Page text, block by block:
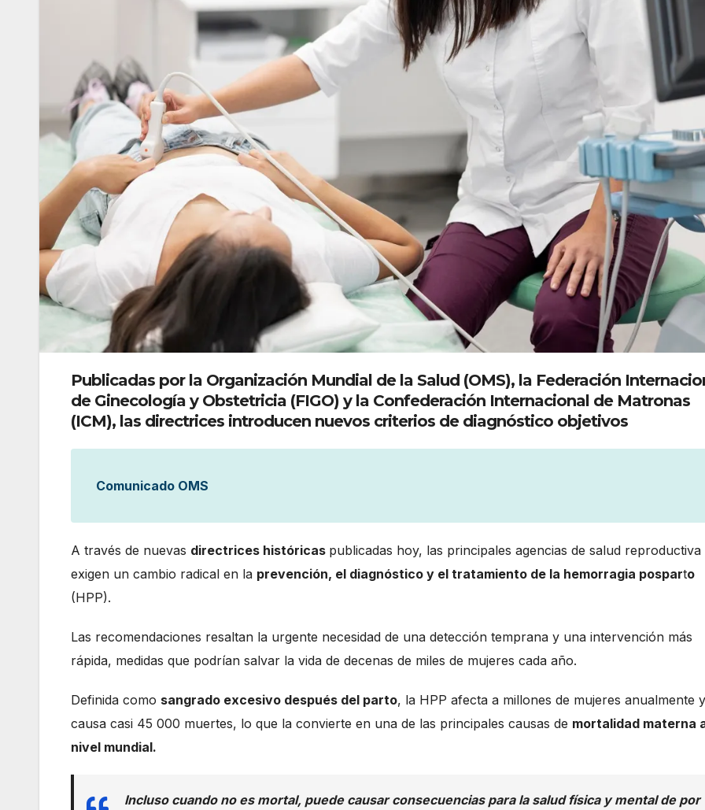
Publicadas por la Organización Mundial de la Salud (OMS), la Federación
de Ginecología y Obstetricia (FIGO) y la Confederación Internacional de Matronas
(ICM), las directrices introducen nuevos criterios de diagnóstico objetivos
Comunicado OMS
A través de nuevas directrices históricas publicadas hoy, las principales agencias de salud reproductiva
exigen un cambio radical en la prevención, el diagnóstico y el tratamiento de la hemorragia posparto
(HPP).
Las recomendaciones resaltan la urgente necesidad de una detección temprana y una intervención más
rápida, medidas que podrían salvar la vida de decenas de miles de mujeres cada año.
Definida como sangrado excesivo después del parto, la HPP afecta a millones de mujeres anualmente y
causa casi 45 000 muertes, lo que la convierte en una de las principales causas de mortalidad materna
nivel mundial.
Incluso cuando no es mortal, puede causar consecuencias para la salud física y mental de por